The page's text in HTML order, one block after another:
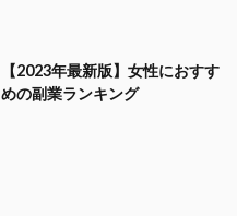
【2023年最新版】女性におすす
めの副業ランキング